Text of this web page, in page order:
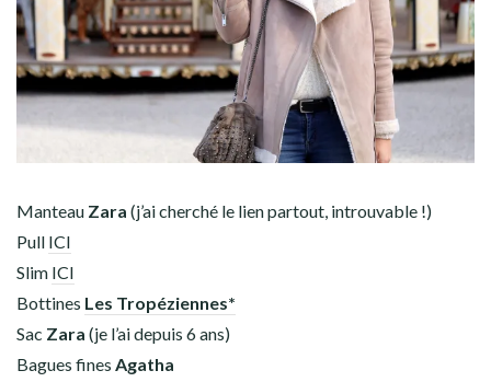
Manteau Zara (j’ai cherché le lien partout, introuvable !)
Pull ICI
Slim ICI
Bottines Les Tropéziennes*
Sac Zara (je l’ai depuis 6 ans)
Bagues fines Agatha